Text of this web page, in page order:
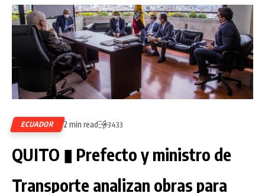
ECUADOR 2 min read 3433
QUITO ▮ Prefecto y ministro de
Transporte analizan obras para